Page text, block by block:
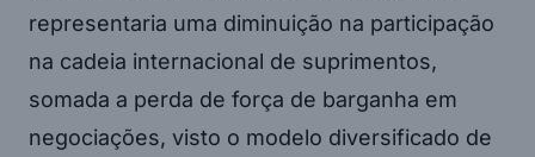
representaria uma diminuição na participação
na cadeia internacional de suprimentos,
somada a perda de força de barganha em
negociações, visto o modelo diversificado de